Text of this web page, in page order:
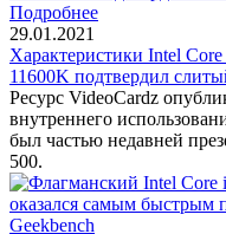
Подробнее
29.01.2021
Характеристики Intel
11600K подтвердил
Ресурс VideoCardz
внутреннего
был частью недавней
500.